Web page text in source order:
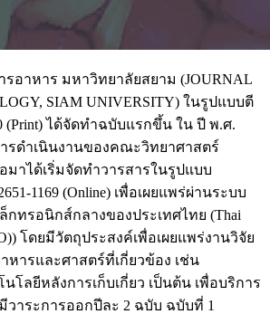
รอาหาร มหาวิทยาลัยสยาม (JOURNAL
SIAM UNIVERSITY) ในรูปแบบตี
(Print) ได้จัดทำฉบับแรกขึ้น ใน ปี พ.ศ.
ารดำเนินงานของคณะวิทยาศาสตร์
าได้เริ่มจัดทำวารสารในรูปแบบ
1169 (Online) เพื่อเผยแพร่ผ่านระบบ
กทรอนิกส์กลางของประเทศไทย (Thai
โดยมีวัตถุประสงค์เพื่อเผยแพร่งานวิจัย
หารและศาสตร์ที่เกี่ยวข้อง เช่น
โลยีหลังการเก็บเกี่ยว เป็นต้น เพื่อบริการ
าระการออกปีละ 2 ฉบับ ฉบับที่ 1